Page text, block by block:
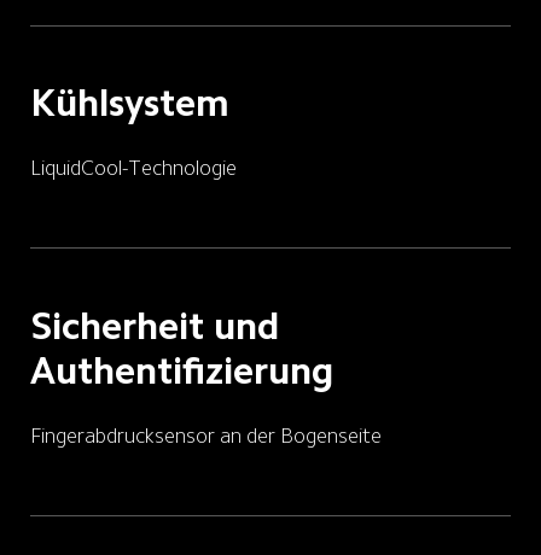
Kühlsystem
LiquidCool-Technologie
Sicherheit und
Authentifizierung
Fingerabdrucksensor an der Bogenseite